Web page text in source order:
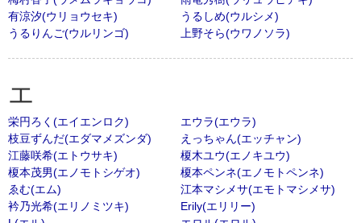
有涼汐(ウリョウセキ)
うるしめ(ウルシメ)
うるりんご(ウルリンゴ)
上野そら(ウワノソラ)
エ
栄円ろく(エイエンロク)
エウラ(エウラ)
枝豆ずんだ(エダマメズンダ)
えっちゃん(エッチャン)
江藤咲希(エトウサキ)
榎木ユウ(エノキユウ)
榎本茂男(エノモトシゲオ)
榎本ペンネ(エノモトペンネ)
ゑむ(エム)
江本マシメサ(エモトマシメサ)
衿乃光希(エリノミツキ)
Erily(エリリー)